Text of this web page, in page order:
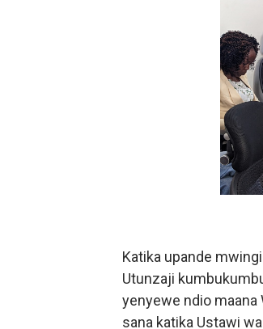
Katika upande
Utunzaji
yenyewe ndio
sana katika Ustawi